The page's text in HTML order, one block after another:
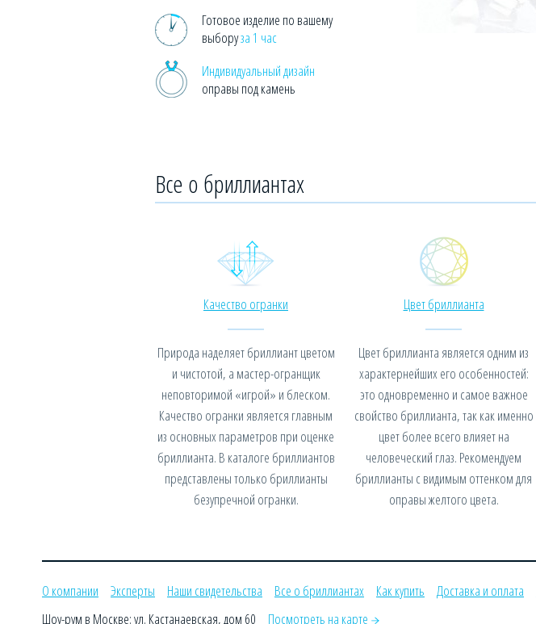
Готовое изделие по вашему
выборуза 1 час
Индивидуальный дизайн
оправы под камень
Все о бриллиантах
Качество огранки
Природа наделяет бриллиант цветом
и чистотой, а мастер-огранщик
неповторимой «игрой» и блеском.
Качество огранки является главным
из основных параметров при оценке
бриллианта. В каталоге бриллиантов
представлены только бриллианты
безупречной огранки.
Цвет бриллианта
Цвет бриллианта является одним из
характернейших его особенностей:
это одновременно и самое важное
свойство бриллианта, так как именно
цвет более всего влияет на
человеческий глаз. Рекомендуем
бриллианты с видимым оттенком для
оправы желтого цвета.
О компании Эксперты Наши свидетельства Все о бриллиантах Как купить Доставка и оплата
Шоу-рум в Москве: ул. Кастанаевская, дом 60
Посмотреть на карте